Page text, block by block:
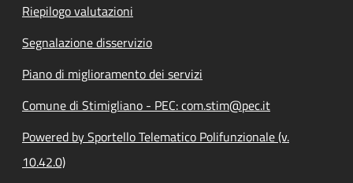
Riepilogo valutazioni
Segnalazione disservizio
Piano di miglioramento dei servizi
Comune di Stimigliano - PEC: com.stim@pec.it
Powered by Sportello Telematico Polifunzionale (v.
10.42.0)